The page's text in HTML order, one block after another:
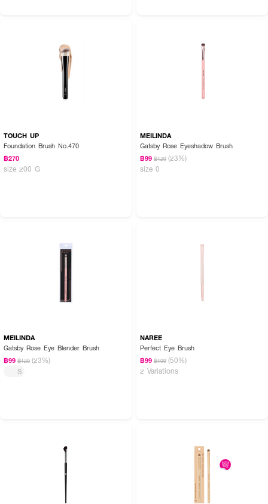
TOUCH UP
Foundation Brush No.470
฿270
size 200 G
MEILINDA
Gatsby Rose Eyeshadow Brush
฿99 ฿129 (23%)
size 0
MEILINDA
Gatsby Rose Eye Blender Brush
฿99 ฿129 (23%)
S
NAREE
Perfect Eye Brush
฿99 ฿199 (50%)
2 Variations